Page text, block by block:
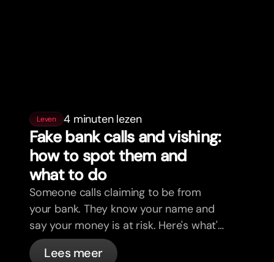
Leven 4 minuten lezen
Fake bank calls and vishing:
how to spot them and
what to do
Someone calls claiming to be from
your bank. They know your name and
say your money is at risk. Here's what's
actually happening, and what to do.
Lees meer